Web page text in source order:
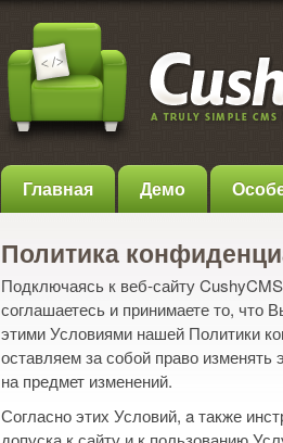
Главная Демо
Политика
Подключаясь к веб-сайту
соглашаетесь и принимаете то,
этими Условиями нашей Политики
оставляем за собой право
на предмет изменений.
Согласно этих Условий, a также